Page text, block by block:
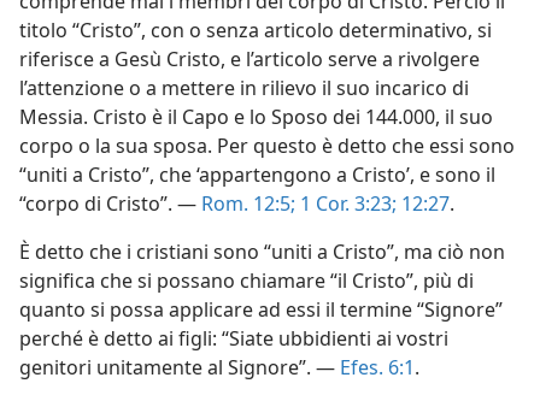
titolo “Cristo”, con o senza articolo determinativo, si
riferisce a Gesù Cristo, e l’articolo serve a rivolgere
l’attenzione o a mettere in rilievo il suo incarico di
Messia. Cristo è il Capo e lo Sposo dei 144.000, il suo
corpo o la sua sposa. Per questo è detto che essi sono
“uniti a Cristo”, che ‘appartengono a Cristo’, e sono il
“corpo di Cristo”. — Rom. 12:5; 1 Cor. 3:23; 12:27.
È detto che i cristiani sono “uniti a Cristo”, ma ciò non
significa che si possano chiamare “il Cristo”, più di
quanto si possa applicare ad essi il termine “Signore”
perché è detto ai figli: “Siate ubbidienti ai vostri
genitori unitamente al Signore”. — Efes. 6:1.